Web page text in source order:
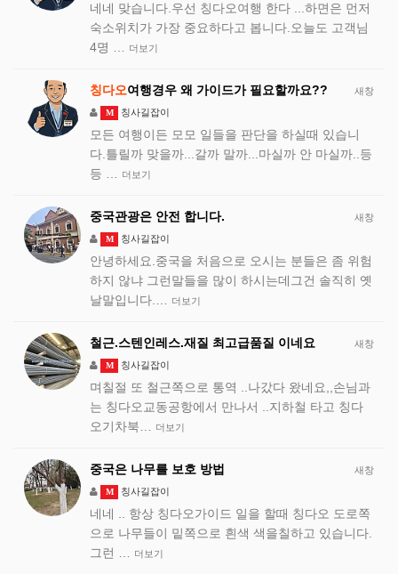
네네 맞습니다.우선 칭다오여행 한다 ...하면은 먼저
숙소위치가 가장 중요하다고 봅니다.오늘도 고객님
4명 …
더보기
새창
칭다오여행경우 왜 가이드가 필요할까요??
M 칭사길잡이
모든 여행이든 모모 일들을 판단을 하실때 있습니
다.틀릴까 맞을까...갈까 말까...마실까 안 마실까..등
등 …
더보기
새창
중국관광은 안전 합니다.
M 칭사길잡이
안녕하세요.중국을 처음으로 오시는 분들은 좀 위험
하지 않냐 그런말들을 많이 하시는데그건 솔직히 옛
날말입니다.…
더보기
새창
철근.스텐인레스.재질 최고급품질 이네요
M 칭사길잡이
며칠절 또 철근쪽으로 통역 ..나갔다 왔네요,,손님과
는 칭다오교동공항에서 만나서 ..지하철 타고 칭다
오기차북…
더보기
새창
중국은 나무를 보호 방법
M 칭사길잡이
네네 .. 항상 칭다오가이드 일을 할때 칭다오 도로쪽
으로 나무들이 밑쪽으로 흰색 색을칠하고 있습니다.
그런 …
더보기